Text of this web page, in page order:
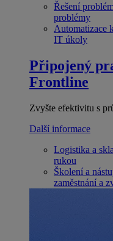
Řešení
problémy
Automatizace
IT úkoly
Připojený
Frontline
Zvyšte efektivitu s
Další informace
Logistika a
rukou
Školení a
zaměstnání a